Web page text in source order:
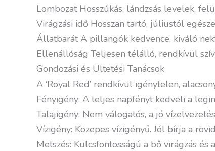
Lombozat Hosszúkás, lándzsás levelek,
Virágzási idő Hosszan tartó, júliustól
Állatbarát A pillangók kedvence, kiváló
Ellenállóság Teljesen télálló, rendkívül
Gondozási és Ültetési Tanácsok
A ‘Royal Red’ rendkívül igénytelen,
Fényigény: A teljes napfényt kedveli a
Talajigény: Nem válogatós, a jó
Vízigény: Közepes vízigényű. Jól bírja a
Metszés: Kulcsfontosságú a bő virágzás